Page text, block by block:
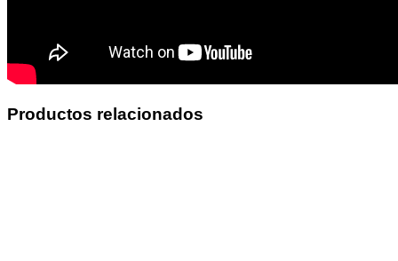
Productos relacionados